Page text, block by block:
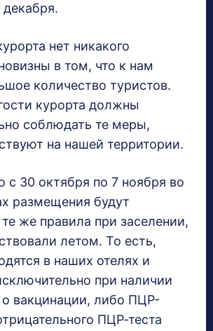
нет никакого
в том, что к нам
количество туристов.
курорта должны
соблюдать те меры,
на нашей территории.
с 30 октября по 7 ноября во
размещения будут
же правила при заселении,
летом. То есть,
в наших отелях и
при наличии
о вакцинации, либо ПЦР-
ПЦР-теста